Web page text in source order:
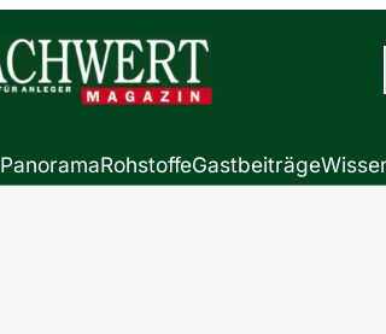
PanoramaRohstoffeGastbeiträge